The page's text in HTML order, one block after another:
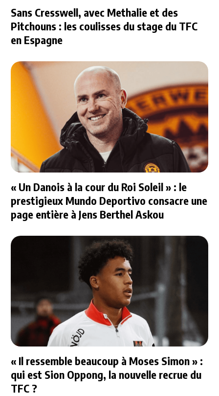
Sans Cresswell, avec Methalie et des
Pitchouns : les coulisses du stage du TFC
en Espagne
« Un Danois à la cour du Roi Soleil » : le
prestigieux Mundo Deportivo consacre une
page entière à Jens Berthel Askou
« Il ressemble beaucoup à Moses Simon » :
qui est Sion Oppong, la nouvelle recrue du
TFC ?